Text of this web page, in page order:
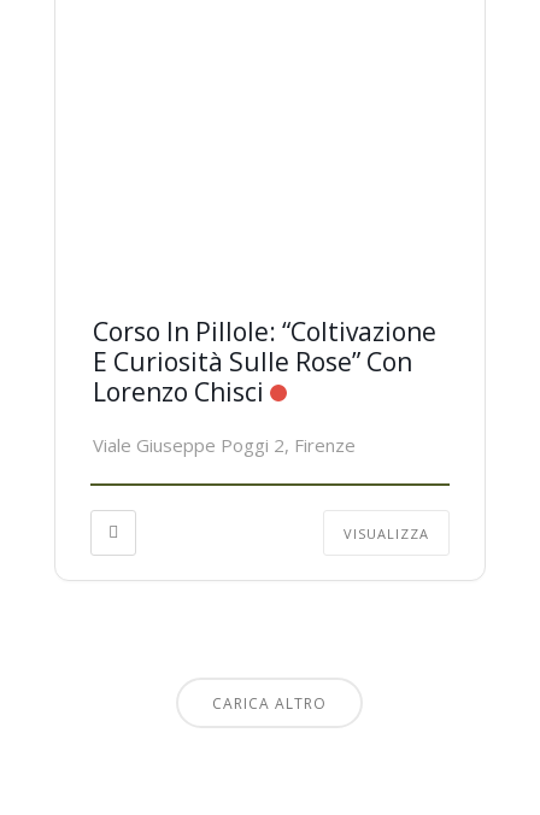
Corso In Pillole: “Coltivazione
E Curiosità Sulle Rose” Con
Lorenzo Chisci
Viale Giuseppe Poggi 2, Firenze
VISUALIZZA
CARICA ALTRO